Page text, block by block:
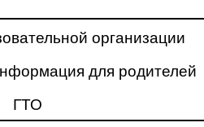
организации
для родителей
ГТО